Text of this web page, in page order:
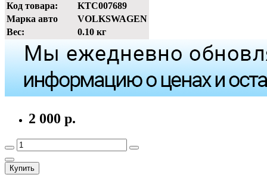
Код товара:
KTC007689
Марка авто
VOLKSWAGEN
Вес:
0.10 кг
2 000 р.
Купить